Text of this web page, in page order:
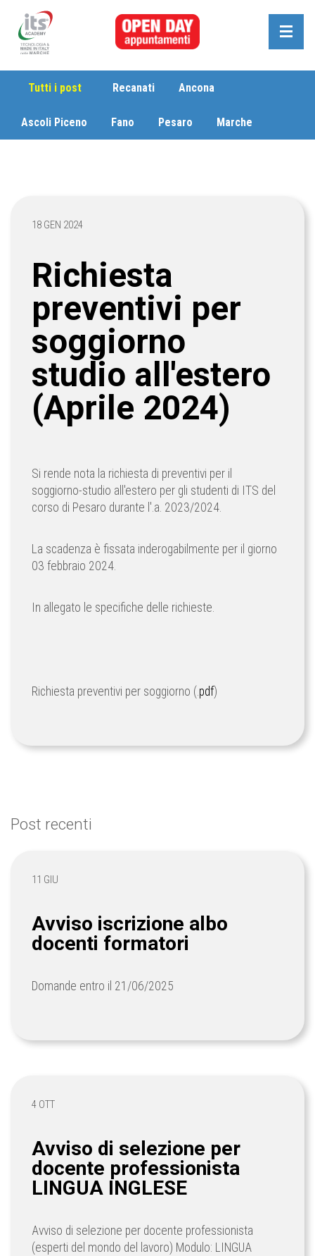
Tutti i post Recanati Ancona
Ascoli Piceno Fano Pesaro Marche
18 GEN 2024
Richiesta
preventivi per
soggiorno
studio all'estero
(Aprile 2024)
Si rende nota la richiesta di preventivi per il
soggiorno-studio all'estero per gli studenti di ITS del
corso di Pesaro durante l'.a. 2023/2024.
La scadenza è fissata inderogabilmente per il giorno
03 febbraio 2024.
In allegato le specifiche delle richieste.
Richiesta preventivi per soggiorno (. pdf)
Post recenti
11 GIU
Avviso iscrizione albo
docenti formatori
Domande entro il 21/06/2025
4 OTT
Avviso di selezione per
docente professionista
LINGUA INGLESE
Avviso di selezione per docente professionista
(esperti del mondo del lavoro) Modulo: LINGUA